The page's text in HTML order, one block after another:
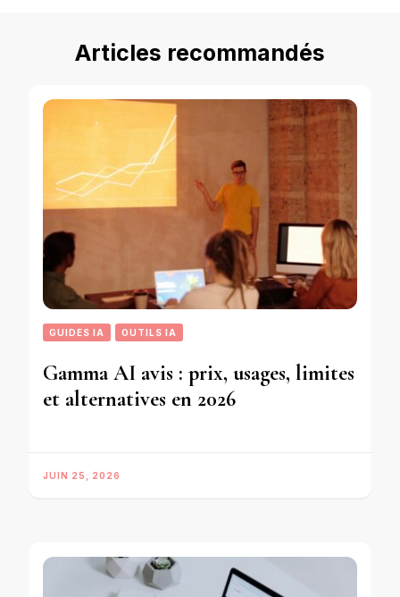
Articles recommandés
GUIDES IA OUTILS IA
Gamma AI avis : prix, usages, limites
et alternatives en 2026
JUIN 25, 2026